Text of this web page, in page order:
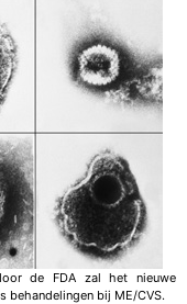
de FDA zal het nieuwe
behandelingen bij ME/CVS.